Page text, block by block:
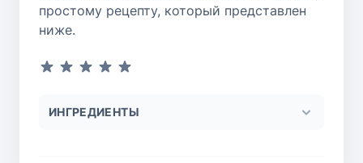
простому рецепту, который представлен
ниже.
ИНГРЕДИЕНТЫ